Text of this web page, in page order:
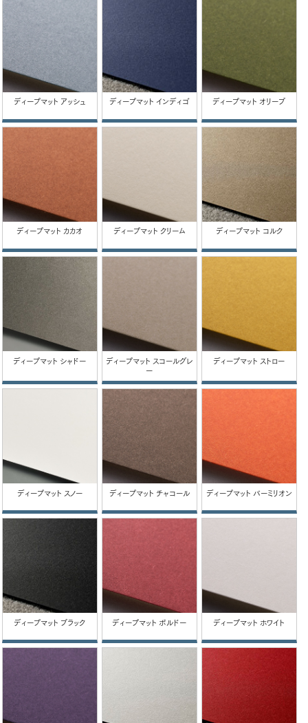
ディープマット アッシュ ディープマット インディゴ ディープマット オリーブ
ディープマット カカオ ディープマット クリーム ディープマット コルク
ディープマット シャドー
ディープマット スコールグレ
ー
ディープマット ストロー
ディープマット スノー ディープマット チャコール ディープマット バーミリオン
ディープマット ブラック ディープマット ボルドー ディープマット ホワイト